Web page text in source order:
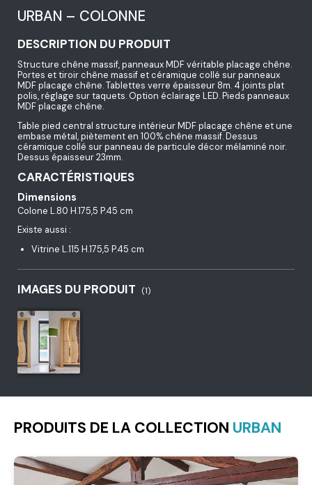
URBAN – COLONNE
DESCRIPTION DU PRODUIT
Structure chêne massif, panneaux MDF véritable placage chêne.
Portes et tiroir chêne massif et céramique collé sur panneaux
MDF placage chêne. Tablettes verre épaisseur 8m. 4 joints plat
polis, réglage sur taquets. Option éclairage LED. Pieds panneaux
MDF placage chêne.
Table pied central structure intérieur MDF placage chêne et une
embase métal, piètement en 100% chêne massif. Dessus
céramique collé sur panneau de particule décor mélaminé noir.
Dessus épaisseur 23mm.
CARACTÉRISTIQUES
Dimensions
Colone L.80 H.175,5 P.45 cm
Existe aussi :
Vitrine L.115 H.175,5 P.45 cm
IMAGES DU PRODUIT (1)
PRODUITS DE LA COLLECTION URBAN